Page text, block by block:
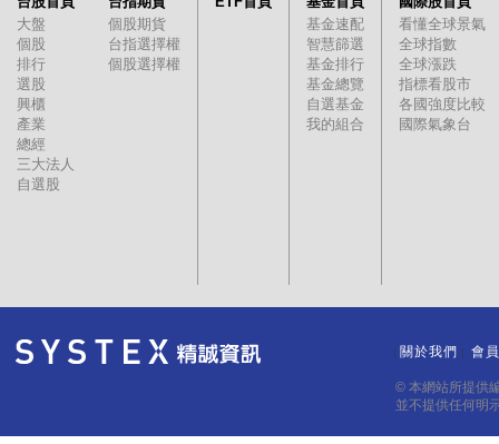
大盤
個股
排行
選股
興櫃
產業
總經
三大法人
自選股
個股期貨
台指選擇權
個股選擇權
基金速配
智慧篩選
基金排行
基金總覽
自選基金
我的組合
看懂全球景氣
全球指數
全球漲跌
指標看股市
各國強度比較
國際氣象台
關於我們 會
© 本網站所提供
並不提供任何明